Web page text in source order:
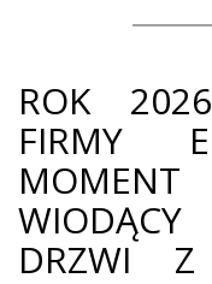
ROK
FIRMY
MOMENT
DRZWI Z